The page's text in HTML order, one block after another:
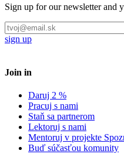
Sign up for our newsletter and
sign up
Join in
Daruj 2 %
Pracuj s nami
Staň sa partnerom
Lektoruj s nami
Mentoruj v projekte
Buď súčasťou komunity